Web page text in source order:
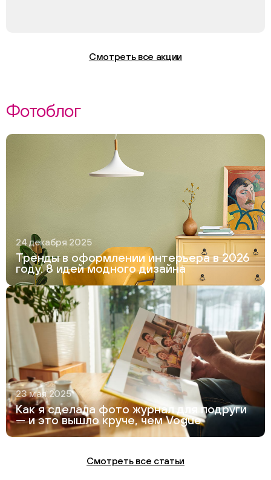
Смотреть все акции
Фотоблог
24 декабря 2025
Тренды в оформлении интерьера в 2026
году. 8 идей модного дизайна
23 мая 2025
Как я сделала фото журнал для подруги
— и это вышло круче, чем Vogue
Смотреть все статьи